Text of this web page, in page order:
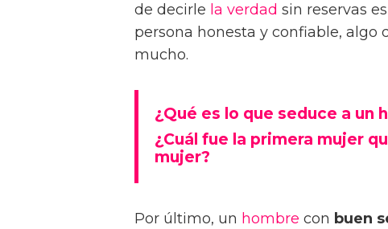
de decirle la verdad sin reservas
persona honesta y confiable, algo
mucho.
¿Qué es lo que seduce a un
¿Cuál fue la primera mujer
mujer?
Por último, un hombre con buen